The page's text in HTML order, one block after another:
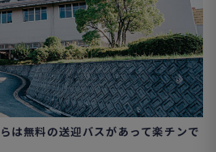
は無料の送迎バスがあって楽チンで